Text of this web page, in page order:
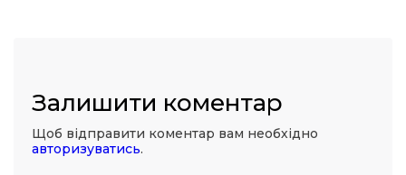
Залишити коментар
Щоб відправити коментар вам необхідно
авторизуватись.